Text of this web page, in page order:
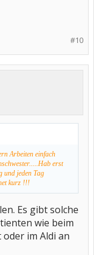
#10
Arbeiten einfach
erst
und jeden Tag
kurz !!!
Es gibt solche
wie beim
im Aldi an